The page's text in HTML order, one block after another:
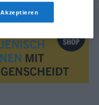
Akzeptieren